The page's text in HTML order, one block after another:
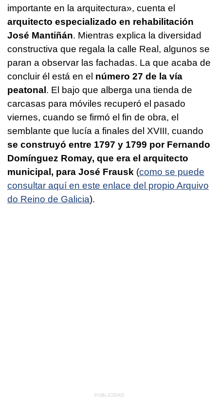
importante en la arquitectura», cuenta el
arquitecto especializado en rehabilitación
José Mantiñán. Mientras explica la diversidad
constructiva que regala la calle Real, algunos se
paran a observar las fachadas. La que acaba de
concluir él está en el número 27 de la vía
peatonal. El bajo que alberga una tienda de
carcasas para móviles recuperó el pasado
viernes, cuando se firmó el fin de obra, el
semblante que lucía a finales del XVIII, cuando
se construyó entre 1797 y 1799 por Fernando
Domínguez Romay, que era el arquitecto
municipal, para José Frausk (como se puede
consultar aquí en este enlace del propio Arquivo
do Reino de Galicia).